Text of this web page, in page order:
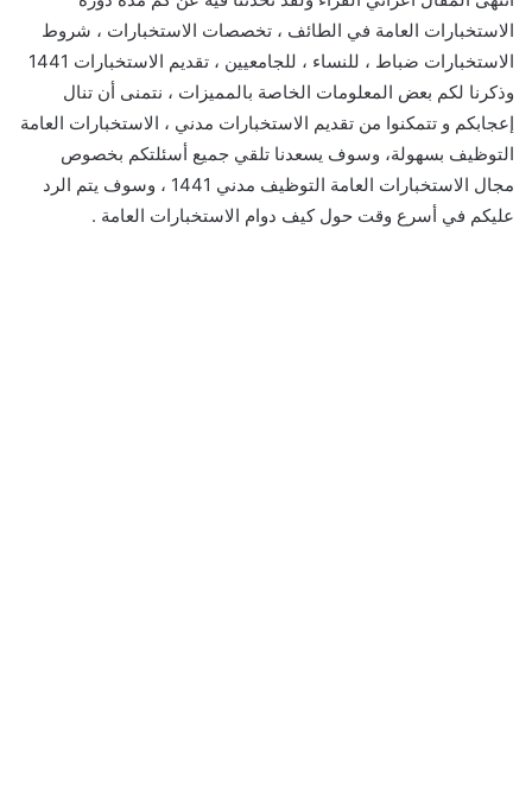
الاستخبارات العامة في الطائف ، تخصصات الاستخبارات ، شروط
الاستخبارات ضباط ، للنساء ، للجامعيين ، تقديم الاستخبارات 1441
وذكرنا لكم بعض المعلومات الخاصة بالمميزات ، نتمنى أن تنال
إعجابكم و تتمكنوا من تقديم الاستخبارات مدني ، الاستخبارات العامة
التوظيف بسهولة، وسوف يسعدنا تلقي جميع أسئلتكم بخصوص
مجال الاستخبارات العامة التوظيف مدني 1441 ، وسوف يتم الرد
عليكم في أسرع وقت حول كيف دوام الاستخبارات العامة .